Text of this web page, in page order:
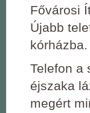
Fővárosi
Újabb
kórházba.
Telefon a
éjszaka
megért